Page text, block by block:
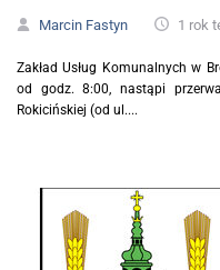
Marcin Fastyn 1 rok
Zakład Usług Komunalnych w
od godz. 8:00, nastąpi
Rokicińskiej (od ul....